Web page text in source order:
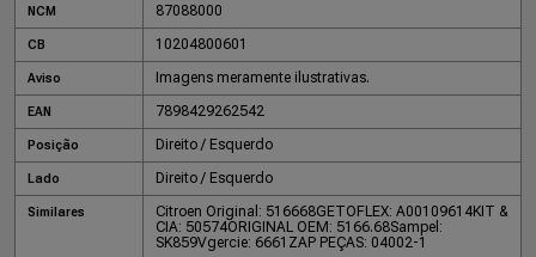
NCM 87088000
CB 10204800601
Aviso Imagens meramente ilustrativas.
EAN 7898429262542
Posição Direito / Esquerdo
Lado Direito / Esquerdo
Similares Citroen Original: 516668GETOFLEX: A00109614KIT &
CIA: 50574ORIGINAL OEM: 5166.68Sampel:
SK859Vgercie: 6661 ZAP PEÇAS: 04002-1